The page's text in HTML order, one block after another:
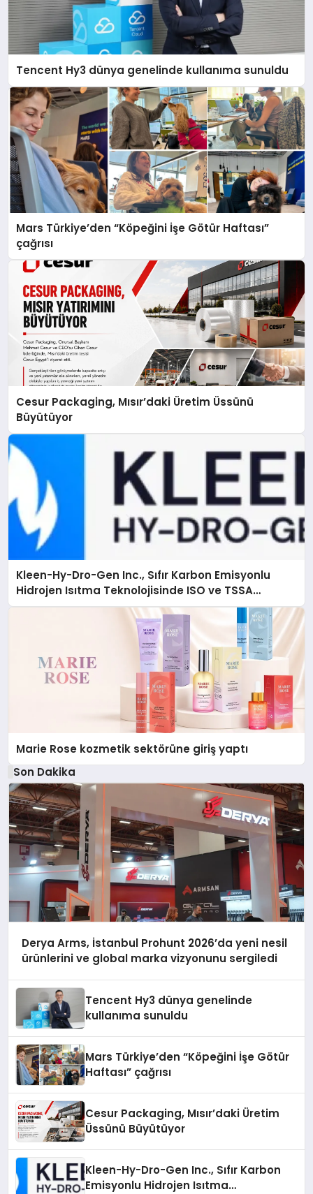
Tencent Hy3 dünya genelinde kullanıma sunuldu
Mars Türkiye’den “Köpeğini İşe Götür Haftası”
çağrısı
Cesur Packaging, Mısır’daki Üretim Üssünü
Büyütüyor
Kleen-Hy-Dro-Gen Inc., Sıfır Karbon Emisyonlu
Hidrojen Isıtma Teknolojisinde ISO ve TSSA
Düzenleyici Onaylarını Aldı
Marie Rose kozmetik sektörüne giriş yaptı
Son Dakika
Derya Arms, İstanbul Prohunt 2026’da yeni nesil
ürünlerini ve global marka vizyonunu sergiledi
Tencent Hy3 dünya genelinde
kullanıma sunuldu
Mars Türkiye’den “Köpeğini İşe Götür
Haftası” çağrısı
Cesur Packaging, Mısır’daki Üretim
Üssünü Büyütüyor
Kleen-Hy-Dro-Gen Inc., Sıfır Karbon
Emisyonlu Hidrojen Isıtma